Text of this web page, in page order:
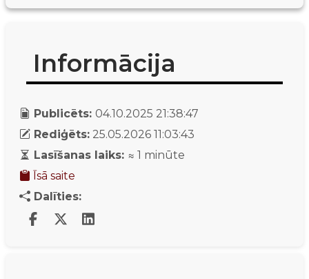
Informācija
Publicēts: 04.10.2025 21:38:47
Rediģēts: 25.05.2026 11:03:43
Lasīšanas laiks: ≈ 1 minūte
Īsā saite
Dalīties: